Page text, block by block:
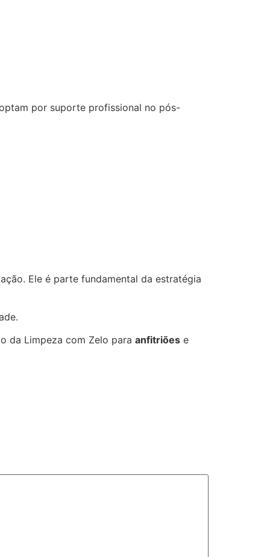
por suporte profissional no pós-
Ele é parte fundamental da estratégia
da Limpeza com Zelo para anfitriões e